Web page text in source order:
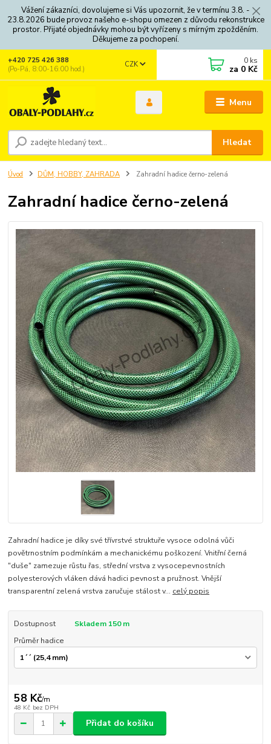
Vážení zákazníci, dovolujeme si Vás upozornit, že v termínu 3.8. -
23.8.2026 bude provoz našeho e-shopu omezen z důvodu rekonstrukce
prostor. Přijaté objednávky mohou být vyřízeny s mírným zpožděním.
Děkujeme za pochopení.
Menu
CZK
Hledat
+420 725 426 388
(Po-Pá, 8:00-16:00 hod.)
0 ks
za 0 Kč
Úvod DŮM, HOBBY, ZAHRADA Zahradní hadice černo-zelená
Zahradní hadice černo-zelená
Zahradní hadice je díky své třívrstvé struktuře vysoce odolná vůči
povětrnostním podmínkám a mechanickému poškození. Vnitřní černá
"duše" zamezuje růstu řas, střední vrstva z vysocepevnostních
polyesterových vláken dává hadici pevnost a pružnost. Vnější
transparentní zelená vrstva zaručuje stálost v... celý popis
Dostupnost
Skladem 150 m
Průměr hadice
58 Kč/m
48 Kč bez DPH
Přidat do košíku